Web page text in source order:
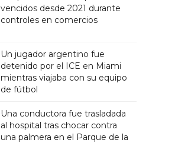
vencidos desde 2021 durante
controles en comercios
Un jugador argentino fue
detenido por el ICE en Miami
mientras viajaba con su equipo
de fútbol
Una conductora fue trasladada
al hospital tras chocar contra
una palmera en el Parque de la